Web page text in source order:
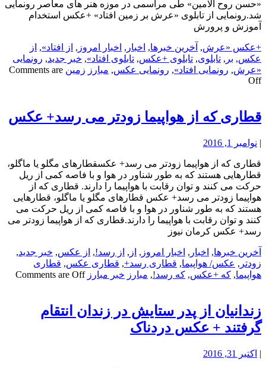
«حسن روح الامین» طی مراسمی در موزه هنر های معاصر رونمایی
شد.رونمایی از تابلوی «عرش بر زمین افتاد» +عکس استخدام
آموزش و پرورش
+عکس «عرش, آخرین خبرها, اخبار , اخبار امروز , از افتاد», از
عکس, بر , تابلوی, تابلوی +عکس, تابلوی افتاد», خبر جدید, رونمایی
«عرش, رونمایی افتاد», رونمایی عکس, مبارز زمین Comments are
Off
قطاری که از هواپیما زودتر می رسد+ عکس
| نوامبر 1, 2016
قطاری که از هواپیما زودتر می رسد+ عکسقطارهای مگلو یا ماگلو،
قطارهایی هستند که به طور شناور در هوا و با فاصه کمی از ریل
حرکت می کنند و توان رقابت با هواپیما را دارند. قطاری که از
هواپیما زودتر می رسد+ عکس قطارهای مگلو یا ماگلو، قطارهایی
هستند که به طور شناور در هوا و با فاصه کمی از ریل حرکت می
کنند و توان رقابت با هواپیما را دارند.قطاری که از هواپیما زودتر می
رسد+ عکس کرمان نیوز
آخرین خبرها, اخبار , اخبار امروز , از , از رسد!, از عکس, خبر جدید,
زودتر , عکس/ هواپیما, قطاری رسد+, قطاری عکس, قطاری
هواپیما, که +عکس, که رسد!, مبارز خبر مبارز Comments are Off
زندانیان از پدر ستایش در زندان انتقام
گرفتند + عکس دردناک
| اکتبر 31, 2016